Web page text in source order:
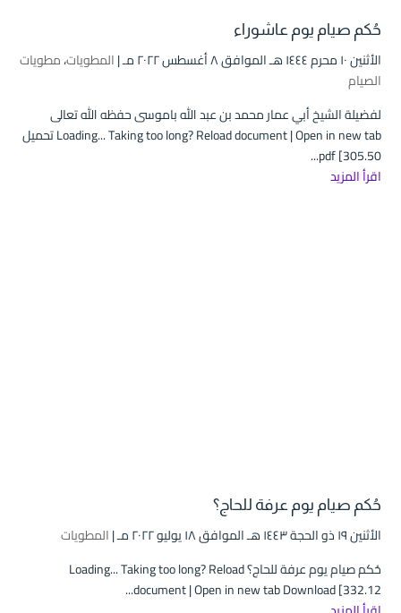
حُكم صيام يوم عاشوراء
الأثنين ۱۰ محرم ۱٤٤٤ هـ الموافق ۸ أغسطس ۲۰۲۲ مـ | المطويات،مطويات
الصيام
لفضيلة الشيخ أبي عمار محمد بن عبد الله باموسى حفظه الله تعالى
Loading... Taking too long? Reload document | Open in new tab تحميل
pdf [305.50...
اقرأ المزيد
حُكم صيام يوم عرفة للحاج؟
الأثنين ۱۹ ذو الحجة ۱٤٤۳ هـ الموافق ۱۸ يوليو ۲۰۲۲ مـ |
المطويات
حُكم صيام يوم عرفة للحاج؟ Loading... Taking too long? Reload
document | Open in new tab Download [332.12...